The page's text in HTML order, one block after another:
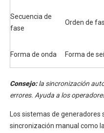
Secuencia de
fase
Orden de
Forma de onda Forma de
Consejo:la sincronización
errores. Ayuda a los
Los sistemas de
sincronización manual como